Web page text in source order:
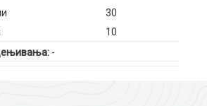
30
10
-